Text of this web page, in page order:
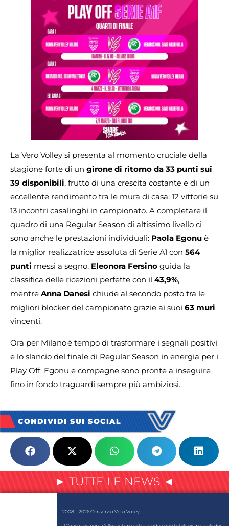
La Vero Volley si presenta al momento cruciale della
stagione forte di un girone di ritorno da 33 punti sui
39 disponibili, frutto di una crescita costante e di un
eccellente rendimento tra le mura di casa: 12 vittorie su
13 incontri casalinghi in campionato. A completare il
quadro di una Regular Season di altissimo livello ci
sono anche le prestazioni individuali: Paola Egonu è
la miglior realizzatrice assoluta di Serie A1 con 564
punti messi a segno, Eleonora Fersino guida la
classifica delle ricezioni perfette con il 43,9%,
mentre Anna Danesi chiude al secondo posto tra le
migliori blocker del campionato grazie ai suoi 63 muri
vincenti.
Ora per Milano è tempo di trasformare i segnali positivi
e lo slancio del finale di Regular Season in energia per i
Play Off. Egonu e compagne sono pronte a inseguire
fino in fondo traguardi sempre più ambiziosi.
CONDIVIDI SUI SOCIAL
► TUTTE LE NEWS ◄
2008 – 2026 Consorzio Vero Volley